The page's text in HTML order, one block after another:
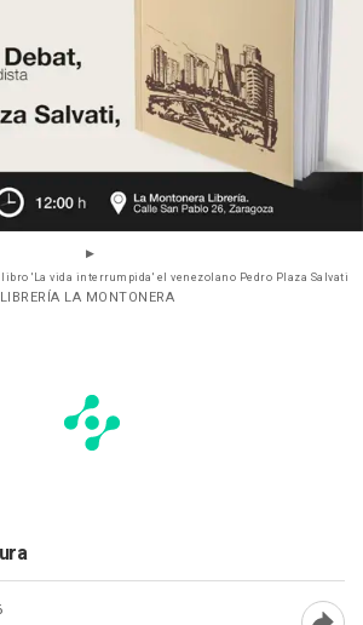
'La vida interrumpida' el venezolano Pedro Plaza Salvati
LA MONTONERA